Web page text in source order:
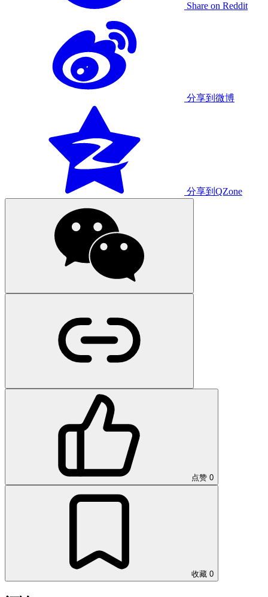
Share on Reddit
分享到微博
分享到QZone
点赞 0
收藏 0